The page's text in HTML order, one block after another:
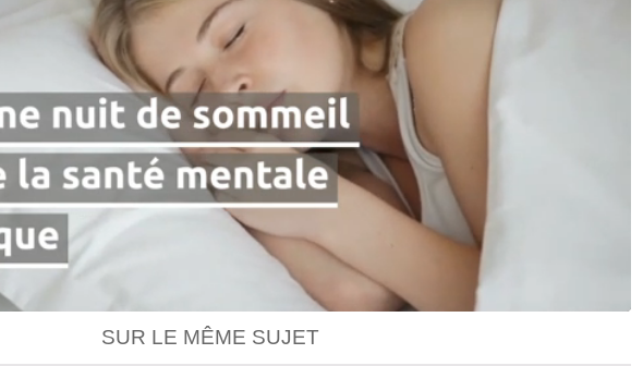
SUR LE MÊME SUJET